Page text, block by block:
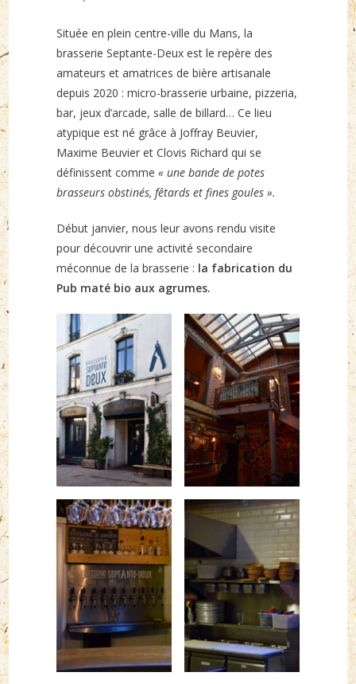
Située en plein centre-ville du Mans, la
brasserie Septante-Deux est le repère des
amateurs et amatrices de bière artisanale
depuis 2020 : micro-brasserie urbaine, pizzeria,
bar, jeux d’arcade, salle de billard… Ce lieu
atypique est né grâce à Joffray Beuvier,
Maxime Beuvier et Clovis Richard qui se
définissent comme« une bande de potes
brasseurs obstinés, fêtards et fines goules ».
Début janvier, nous leur avons rendu visite
pour découvrir une activité secondaire
méconnue de la brasserie : la fabrication du
Pub maté bio aux agrumes.